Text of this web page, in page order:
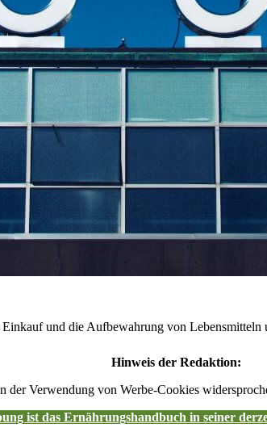
und die Aufbewahrung von Lebensmitteln
Hinweis der Redaktion:
Verwendung von Werbe-Cookies
ist das Ernährungshandbuch in seiner